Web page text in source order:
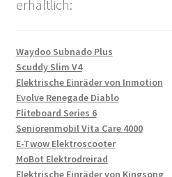
erhältlich:
Waydoo Subnado Plus
Scuddy Slim V4
Elektrische Einräder von Inmotion
Evolve Renegade Diablo
Fliteboard Series 6
Seniorenmobil Vita Care 4000
E-Twow Elektroscooter
MoBot Elektrodreirad